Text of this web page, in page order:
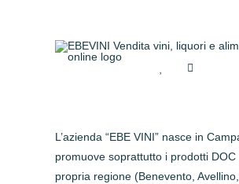
L’azienda “EBE VINI” nasce in
promuove soprattutto i prodotti DOC
propria regione (Benevento, Avellino,